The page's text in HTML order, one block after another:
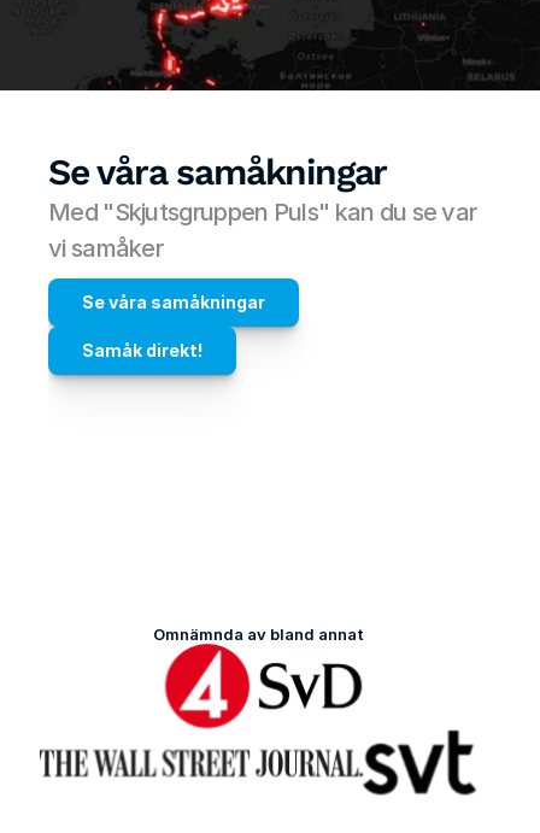
Se våra samåkningar
Med "Skjutsgruppen Puls" kan du se var
vi samåker
Se våra samåkningar
Samåk direkt!
Omnämnda av bland annat